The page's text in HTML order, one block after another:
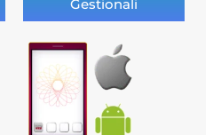
Gestionali